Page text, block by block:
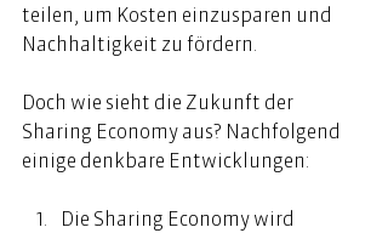
teilen, um Kosten einzusparen und
Nachhaltigkeit zu fördern.
Doch wie sieht die Zukunft der
Sharing Economy aus? Nachfolgend
einige denkbare Entwicklungen:
Die Sharing Economy wird